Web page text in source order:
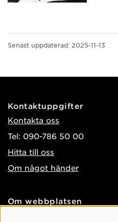
Senast uppdaterad: 2025-11-13
Kontaktuppgifter
Kontakta oss
Tel: 090-786 50 00
Hitta till oss
Om något händer
Om webbplatsen